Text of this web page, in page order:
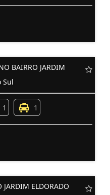
BAIRRO JARDIM
Sul
1 1
JARDIM ELDORADO